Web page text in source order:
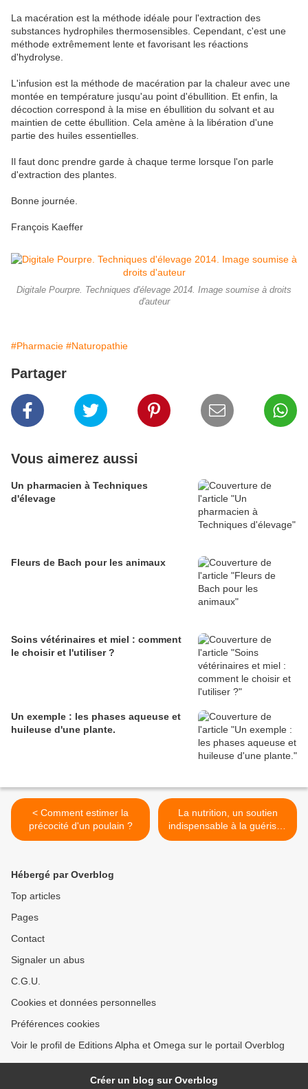
La macération est la méthode idéale pour l'extraction des
substances hydrophiles thermosensibles. Cependant, c'est une
méthode extrêmement lente et favorisant les réactions
d'hydrolyse.
L'infusion est la méthode de macération par la chaleur avec une
montée en température jusqu'au point d'ébullition. Et enfin, la
décoction correspond à la mise en ébullition du solvant et au
maintien de cette ébullition. Cela amène à la libération d'une
partie des huiles essentielles.
Il faut donc prendre garde à chaque terme lorsque l'on parle
d'extraction des plantes.
Bonne journée.
François Kaeffer
Digitale Pourpre. Techniques d'élevage 2014. Image soumise à droits
d'auteur
#Pharmacie #Naturopathie
Partager
Vous aimerez aussi
Un pharmacien à Techniques
d'élevage
Fleurs de Bach pour les animaux
Soins vétérinaires et miel : comment
le choisir et l'utiliser ?
Un exemple : les phases aqueuse et
huileuse d'une plante.
< Comment estimer la
précocité d'un poulain ?
La nutrition, un soutien
indispensable à la guérison
>
Hébergé par Overblog
Top articles
Pages
Contact
Signaler un abus
C.G.U.
Cookies et données personnelles
Préférences cookies
Voir le profil de Editions Alpha et Omega sur le portail Overblog
Créer un blog sur Overblog